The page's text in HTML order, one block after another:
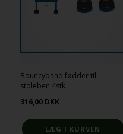
Bouncyband fødder til
stoleben 4stk
316,00 DKK